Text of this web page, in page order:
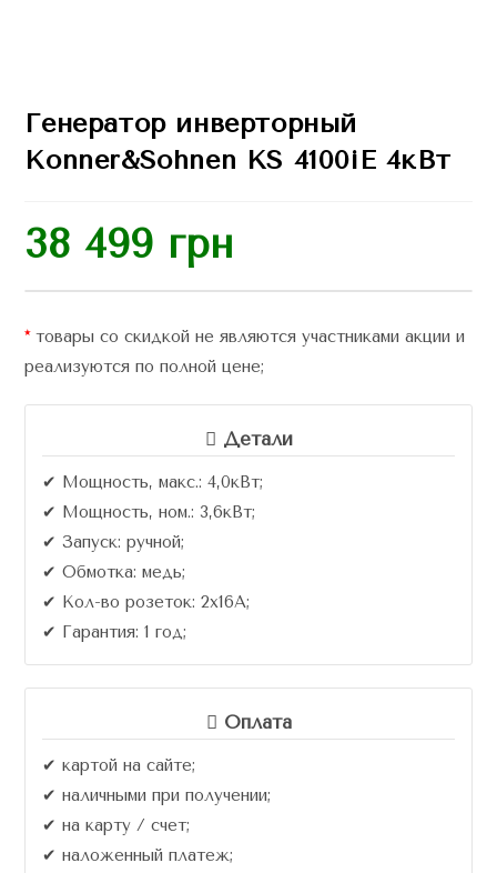
Генератор инверторный
Konner&Sohnen KS 4100iE 4кВт
38 499 грн
*товары со скидкой не являются участниками акции и
реализуются по полной цене;
Детали
✔ Мощность, макс.: 4,0кВт;
✔ Мощность, ном.: 3,6кВт;
✔ Запуск: ручной;
✔ Обмотка: медь;
✔ Кол-во розеток: 2х16A;
✔ Гарантия: 1 год;
Оплата
✔ картой на сайте;
✔ наличными при получении;
✔ на карту / счет;
✔ наложенный платеж;